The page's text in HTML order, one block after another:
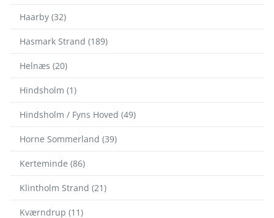
Haarby (32)
Hasmark Strand (189)
Helnæs (20)
Hindsholm (1)
Hindsholm / Fyns Hoved (49)
Horne Sommerland (39)
Kerteminde (86)
Klintholm Strand (21)
Kværndrup (11)